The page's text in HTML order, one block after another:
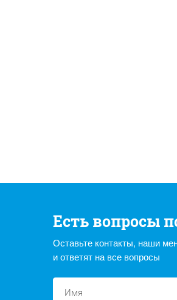
Есть вопросы
Оставьте контакты, наши
и ответят на все вопросы